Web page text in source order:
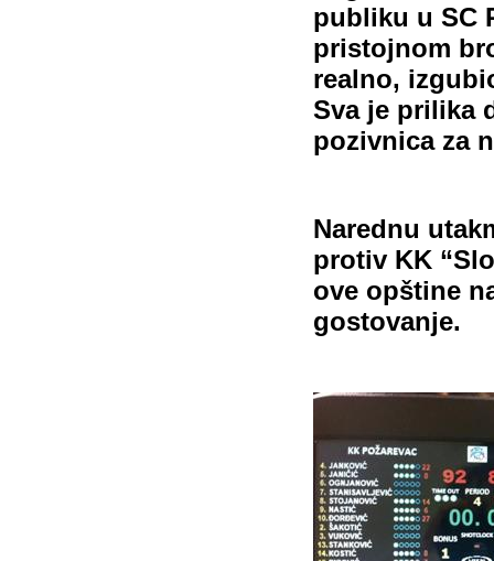
publiku u SC
pristojnom
realno,
Sva je prilika
pozivnica za
Narednu
protiv KK
ove opštine
gostovanje.